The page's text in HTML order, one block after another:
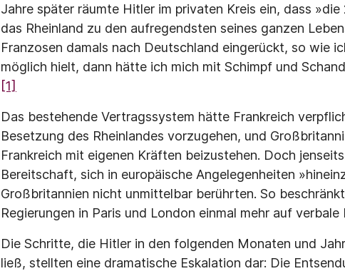
Jahre später räumte Hitler im privaten Kreis ein, dass
das Rheinland zu den aufregendsten seines ganzen
Franzosen damals nach Deutschland eingerückt, so wie
möglich hielt, dann hätte ich mich mit Schimpf und
[1]
Das bestehende Vertragssystem hätte Frankreich
Besetzung des Rheinlandes vorzugehen, und
Frankreich mit eigenen Kräften beizustehen. Doch
Bereitschaft, sich in europäische Angelegenheiten
Großbritannien nicht unmittelbar berührten. So
Regierungen in Paris und London einmal mehr auf verbale
Die Schritte, die Hitler in den folgenden Monaten und
ließ, stellten eine dramatische Eskalation dar: Die